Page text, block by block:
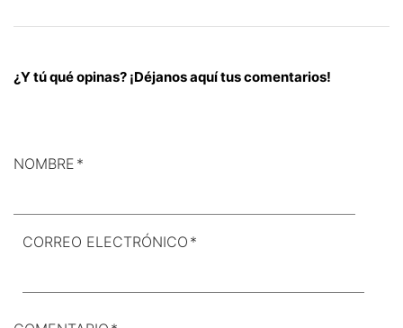
¿Y tú qué opinas? ¡Déjanos aquí tus comentarios!
NOMBRE *
CORREO ELECTRÓNICO *